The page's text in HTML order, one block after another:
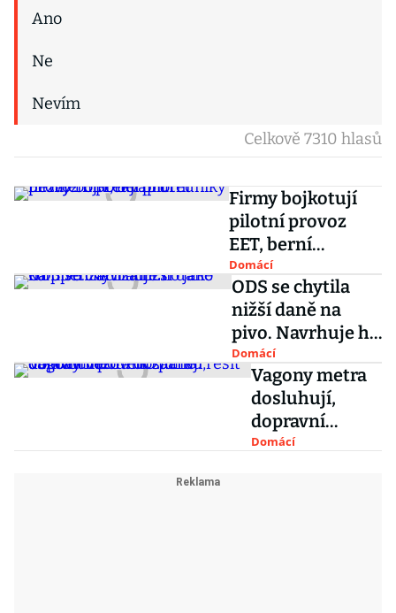
Ano
Ne
Nevím
Celkově 7310 hlasů
Firmy bojkotují
pilotní provoz
EET, berní
úředníky nezájem
překvapil
Domácí
ODS se chytila
nižší daně na
pivo. Navrhuje ho
jako kompenzaci
za EET
Domácí
Vagony metra
dosluhují,
dopravní
podnik začne
Domácí